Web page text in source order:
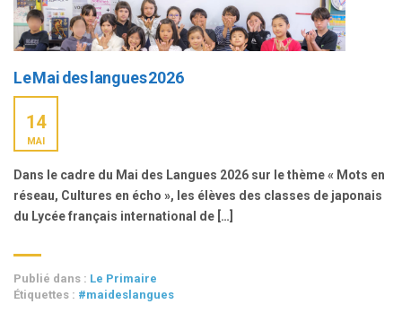
Le Mai des langues 2026
14
MAI
Dans le cadre du Mai des Langues 2026 sur le thème « Mots en
réseau, Cultures en écho », les élèves des classes de japonais
du Lycée français international de […]
Publié dans : Le Primaire
Étiquettes : #maideslangues